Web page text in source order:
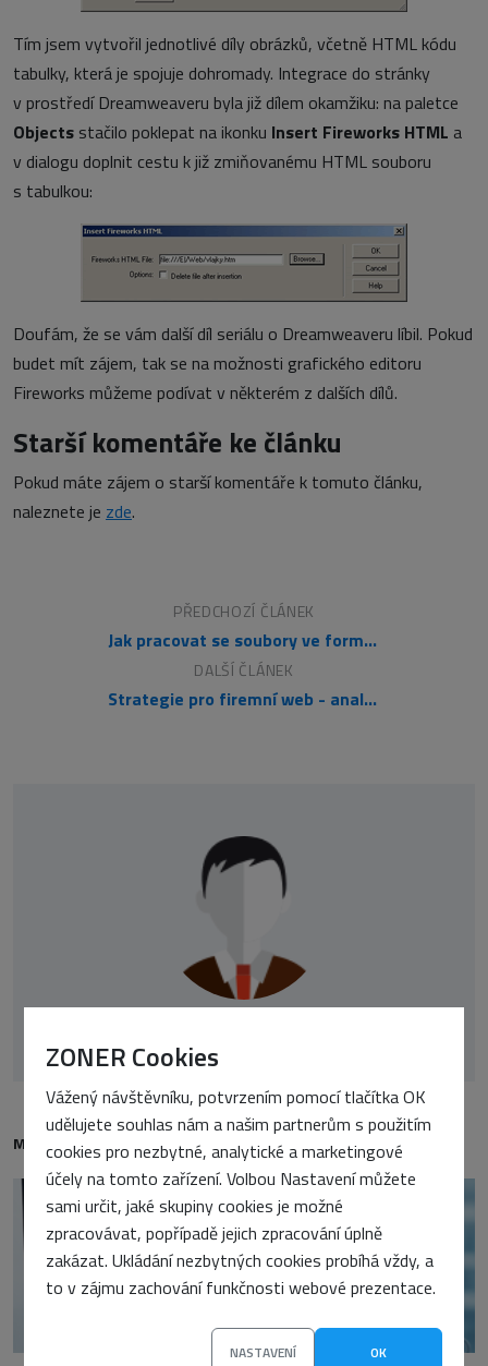
ZONER Cookies
Vážený návštěvníku, potvrzením pomocí tlačítka OK
udělujete souhlas nám a našim partnerům s použitím
cookies pro nezbytné, analytické a marketingové
účely na tomto zařízení. Volbou Nastavení můžete
sami určit, jaké skupiny cookies je možné
zpracovávat, popřípadě jejich zpracování úplně
zakázat. Ukládání nezbytných cookies probíhá vždy, a
to v zájmu zachování funkčnosti webové prezentace.
NASTAVENÍ OK
Tím jsem vytvořil jednotlivé díly obrázků, včetně HTML kódu
tabulky, která je spojuje dohromady. Integrace do stránky
v prostředí Dreamweaveru byla již dílem okamžiku: na paletce
Objects stačilo poklepat na ikonku Insert Fireworks HTML a
v dialogu doplnit cestu k již zmiňovanému HTML souboru
s tabulkou:
Doufám, že se vám další díl seriálu o Dreamweaveru líbil. Pokud
budet mít zájem, tak se na možnosti grafického editoru
Fireworks můžeme podívat v některém z dalších dílů.
Starší komentáře ke článku
Pokud máte zájem o starší komentáře k tomuto článku,
naleznete je zde.
PŘEDCHOZÍ ČLÁNEK
Jak pracovat se soubory ve formátu DBF v PHP 1.
DALŠÍ ČLÁNEK
Strategie pro firemní web - analýza konkurence a trhu
Petr Vostrý
MOHLO BY VÁS TAKÉ ZAJÍMAT